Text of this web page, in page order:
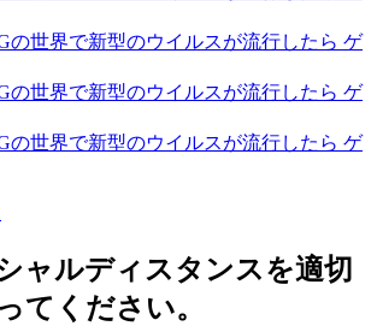
ャルディスタンスを適切
てください。